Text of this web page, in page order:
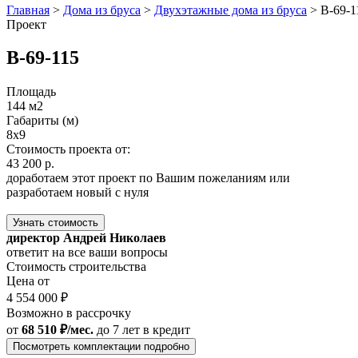
Главная > Дома из бруса > Двухэтажные дома из бруса > В-69-
Проект
В-69-115
Площадь
144 м2
Габариты (м)
8x9
Стоимость проекта от:
43 200 р.
доработаем этот проект по Вашим пожеланиям или
разработаем новый с нуля
Узнать стоимость
директор Андрей Николаев
ответит на все ваши вопросы
Стоимость строительства
Цена от
4 554 000 ₽
Возможно в рассрочку
от 68 510 ₽/мес. до 7 лет в кредит
Посмотреть комплектации подробно